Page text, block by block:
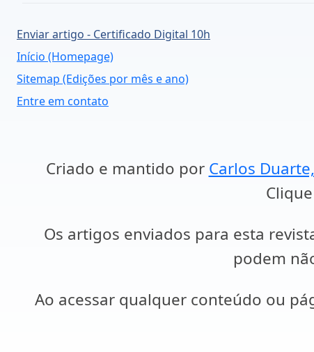
Enviar artigo - Certificado Digital 10h
Início (Homepage)
Sitemap (Edições por mês e ano)
Entre em contato
Criado e mantido por Carlos
Os artigos enviados para esta
podem
Ao acessar qualquer conteúdo ou